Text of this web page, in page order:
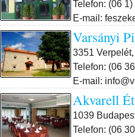
Telefon: (06
E-mail:
Varsányi
3351
Telefon: (06
E-mail:
Akvarell
1039
Telefon: (06